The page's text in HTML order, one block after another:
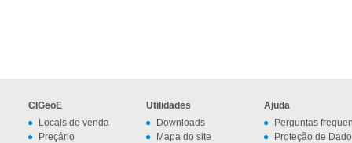
CIGeoE
Locais de venda
Preçário
Utilidades
Downloads
Mapa do site
Ajuda
Perguntas
Proteção de